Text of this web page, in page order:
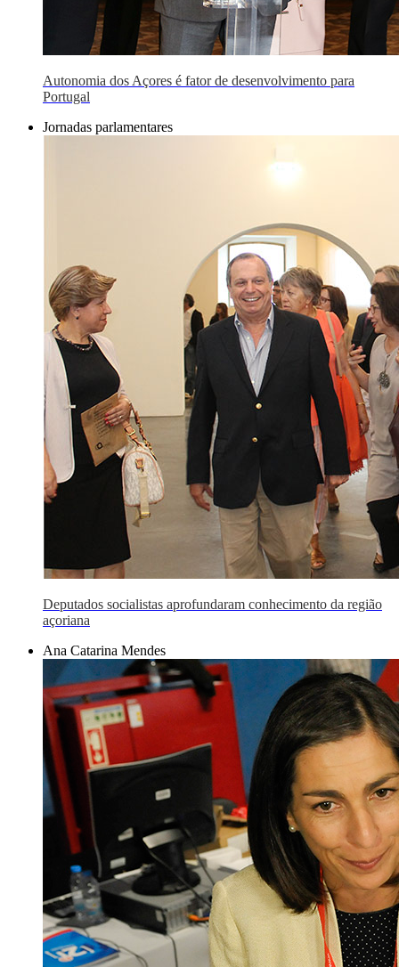
Autonomia dos Açores é fator de desenvolvimento para
Portugal
Jornadas parlamentares
Deputados socialistas aprofundaram conhecimento da região
açoriana
Ana Catarina Mendes